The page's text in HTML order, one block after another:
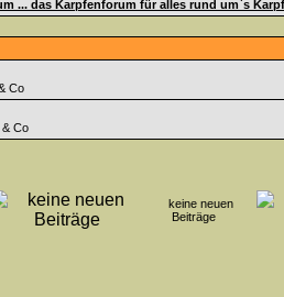
... das Karpfenforum für alles rund um`s
Co
Co
keine neuen
Beiträge